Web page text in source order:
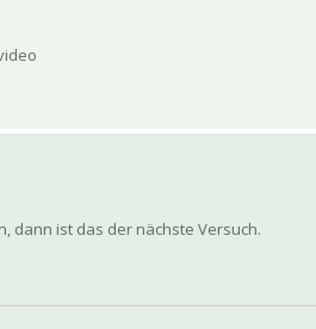
dann ist das der nächste Versuch.